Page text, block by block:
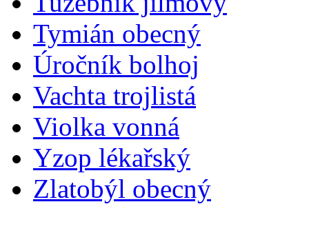
Tymián obecný
Úročník bolhoj
Vachta trojlistá
Violka vonná
Yzop lékařský
Zlatobýl obecný